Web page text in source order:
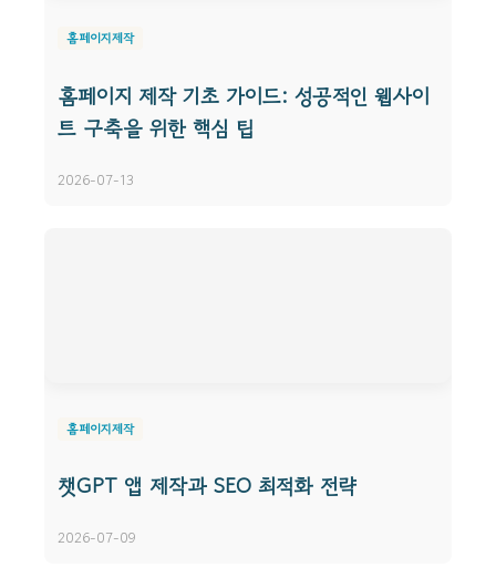
홈페이지제작
홈페이지 제작 기초 가이드: 성공적인 웹사이
트 구축을 위한 핵심 팁
2026-07-13
홈페이지제작
챗GPT 앱 제작과 SEO 최적화 전략
2026-07-09